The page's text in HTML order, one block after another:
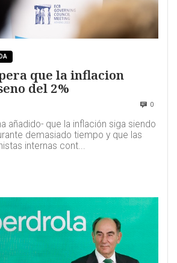
que la inflacion
del 2%
0
añadido- que la inflación siga siendo
demasiado tiempo y que las
internas cont...